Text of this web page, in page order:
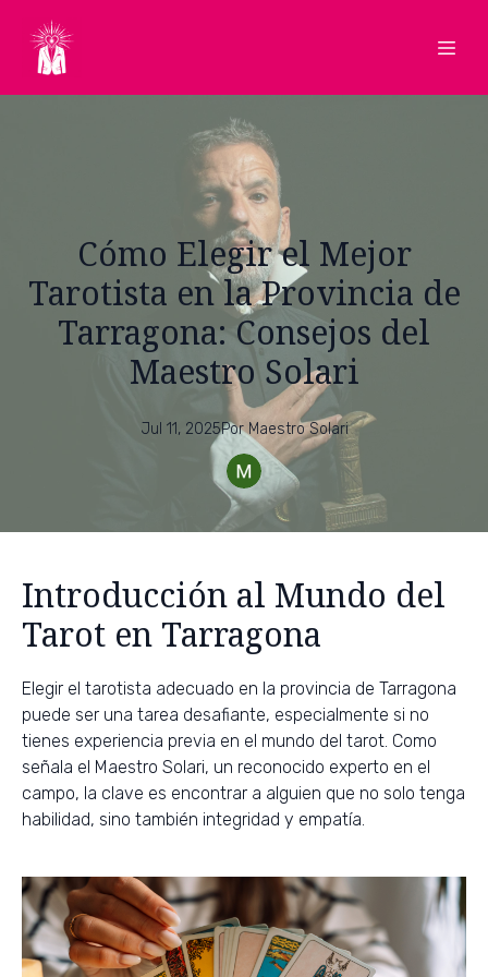
Cómo Elegir el Mejor
Tarotista en la Provincia de
Tarragona: Consejos del
Maestro Solari
Jul 11, 2025Por Maestro Solari
Introducción al Mundo del
Tarot en Tarragona
Elegir el tarotista adecuado en la provincia de Tarragona
puede ser una tarea desafiante, especialmente si no
tienes experiencia previa en el mundo del tarot. Como
señala el Maestro Solari, un reconocido experto en el
campo, la clave es encontrar a alguien que no solo tenga
habilidad, sino también integridad y empatía.